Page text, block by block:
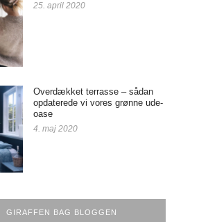
25. april 2020
Overdækket terrasse – sådan
opdaterede vi vores grønne ude-
oase
4. maj 2020
GIRAFFEN BAG BLOGGEN